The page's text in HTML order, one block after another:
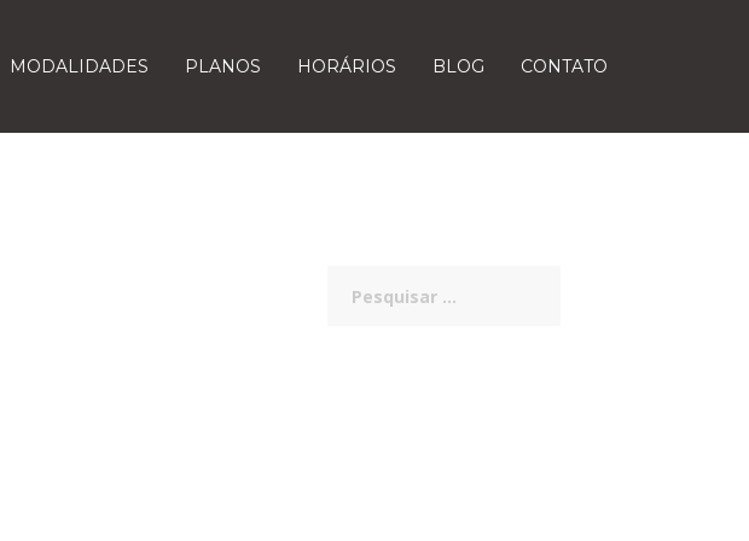
MODALIDADES PLANOS HORÁRIOS BLOG CONTATO
por: